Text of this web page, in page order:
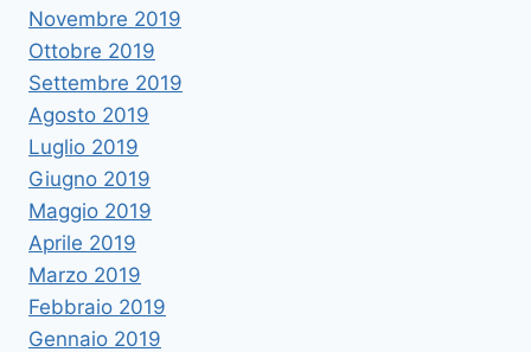
Novembre 2019
Ottobre 2019
Settembre 2019
Agosto 2019
Luglio 2019
Giugno 2019
Maggio 2019
Aprile 2019
Marzo 2019
Febbraio 2019
Gennaio 2019